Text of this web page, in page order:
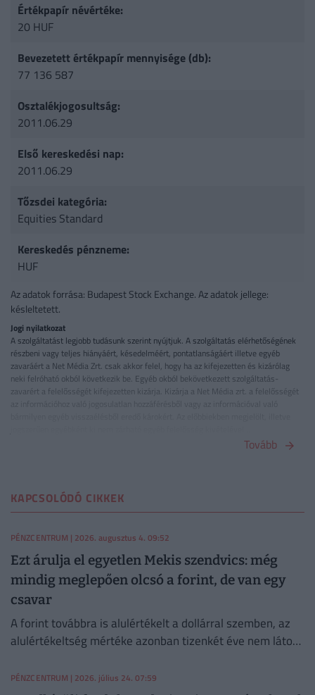
Értékpapír névértéke:
20 HUF
Bevezetett értékpapír mennyisége (db):
77 136 587
Osztalékjogosultság:
2011.06.29
Első kereskedési nap:
2011.06.29
Tőzsdei kategória:
Equities Standard
Kereskedés pénzneme:
HUF
Az adatok forrása: Budapest Stock Exchange. Az adatok jellege:
késleltetett.
Jogi nyilatkozat
A szolgáltatást legjobb tudásunk szerint nyújtjuk. A szolgáltatás elérhetőségének
részbeni vagy teljes hiányáért, késedelméért, pontatlanságáért illetve egyéb
zavaráért a Net Média Zrt. csak akkor felel, hogy ha az kifejezetten és kizárólag
neki felróható okból következik be. Egyéb okból bekövetkezett szolgáltatás-
zavarért a felelősségét kifejezetten kizárja. Kizárja a Net Média zrt. a felelősségét
Tovább
KAPCSOLÓDÓ CIKKEK
PÉNZCENTRUM | 2026. augusztus 4. 09:52
Ezt árulja el egyetlen Mekis szendvics: még
mindig meglepően olcsó a forint, de van egy
csavar
A forint továbbra is alulértékelt a dollárral szemben, az
alulértékeltség mértéke azonban tizenkét éve nem látott
PÉNZCENTRUM | 2026. július 24. 07:59